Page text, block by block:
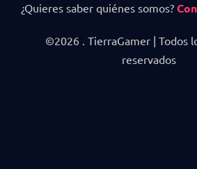
¿Quieres saber quiénes somos?
©2026 . TierraGamer | Todos
reservados